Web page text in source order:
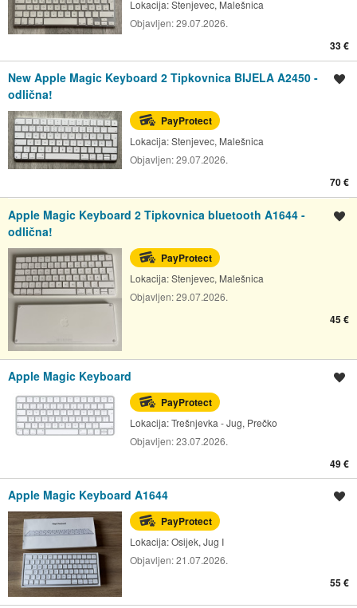
Lokacija:Stenjevec, Malešnica
Objavljen:29.07.2026.
33 €
New Apple Magic Keyboard 2 Tipkovnica BIJELA A2450 -
odlična!
PayProtect
Lokacija:Stenjevec, Malešnica
Objavljen:29.07.2026.
70 €
Apple Magic Keyboard 2 Tipkovnica bluetooth A1644 -
odlična!
PayProtect
Lokacija:Stenjevec, Malešnica
Objavljen:29.07.2026.
45 €
Apple Magic Keyboard
PayProtect
Lokacija:Trešnjevka - Jug, Prečko
Objavljen:23.07.2026.
49 €
Apple Magic Keyboard A1644
PayProtect
Lokacija:Osijek, Jug I
Objavljen:21.07.2026.
55 €